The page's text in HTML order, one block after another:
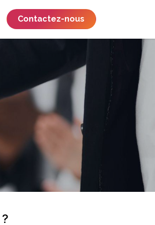
​​​​​​​​​​​​​​​​Contactez-nous
?